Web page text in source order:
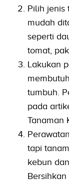
Pilih jenis
mudah
seperti
tomat,
Lakukan
tumbuh.
pada
Tanaman
tapi
kebun